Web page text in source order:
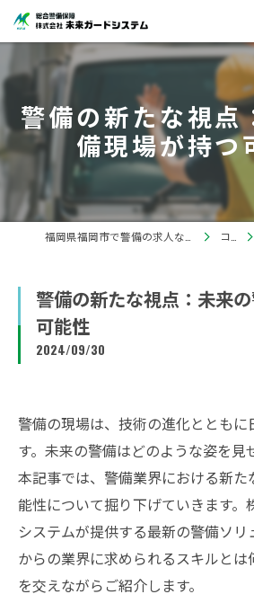
警備の新たな視点
備現場が持つ
コラム
警備の新たな視点：未来
可能性
2024/09/30
警備の現場は、技術の進化とともに
す。未来の警備はどのような姿を見
本記事では、警備業界における新た
能性について掘り下げていきます。
システムが提供する最新の警備ソ
からの業界に求められるスキルとは
を交えながらご紹介します。